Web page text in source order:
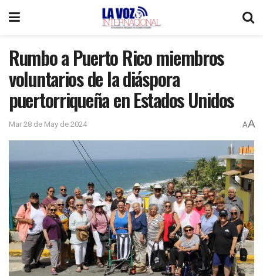
Rumbo a Puerto Rico miembros
voluntarios de la diáspora
puertorriqueña en Estados Unidos
Mar 28 de May de 2024 AA